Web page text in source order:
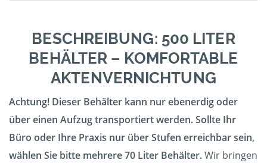
BESCHREIBUNG: 500 LITER
BEHÄLTER – KOMFORTABLE
AKTENVERNICHTUNG
Achtung! Dieser Behälter kann nur ebenerdig oder
über einen Aufzug transportiert werden. Sollte Ihr
Büro oder Ihre Praxis nur über Stufen erreichbar sein,
wählen Sie bitte mehrere 70 Liter Behälter.Wir bringen